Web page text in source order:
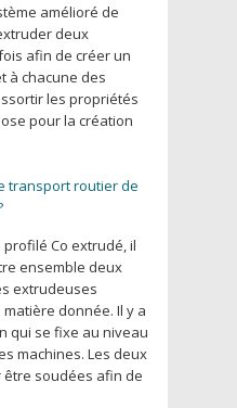
amélioré de
deux
afin de créer un
à chacune des
les propriétés
pour la création
transport routier de
Co extrudé, il
ensemble deux
extrudeuses
donnée. Il y a
qui se fixe au niveau
machines. Les deux
soudées afin de